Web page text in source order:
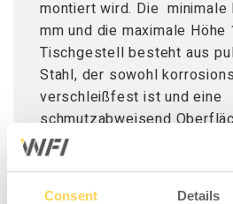
Consent Details
montiert wird. Die minimale
mm und die maximale Höhe
Tischgestell besteht aus
Stahl, der sowohl
verschleißfest ist und eine
schmutzabweisend
230 V/50 Hz. Ein stabiler
einer Belastbarkeit von
Gewicht.